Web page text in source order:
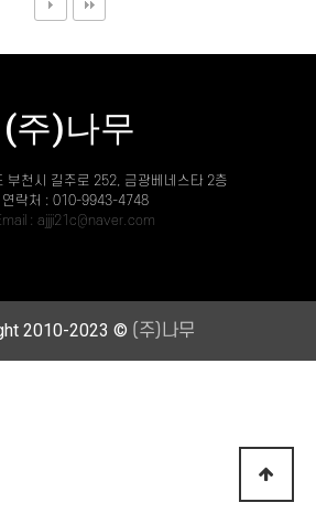
(주)나무
부천시 길주로 252, 금광베네스타 2층
연락처 : 010-9943-4748
: ajjji21c@naver.com
2010-2023 © (주)나무